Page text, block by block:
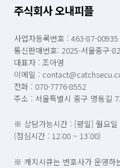
주식회사 오내피플
사업자등록번호 : 463-87-00935
통신판매번호: 2025-서울중구-
대표자 : 조아영
이메일 :
전화 : 070-7776-8552
주소 : 서울특별시 중구 명동길
※ 상담가능시간 : [평일] 월요
(점심시간 : 12:00 ~ 13:00)
※ 캐치시큐는 변호사가 운영하